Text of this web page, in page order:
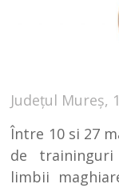
Județul Mureș,
Între 10 si 27
de
limbii